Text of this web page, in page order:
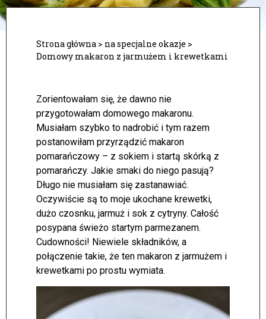
Strona główna > na specjalne okazje >
Domowy makaron z jarmużem i krewetkami
Zorientowałam się, że dawno nie
przygotowałam domowego makaronu.
Musiałam szybko to nadrobić i tym razem
postanowiłam przyrządzić makaron
pomarańczowy – z sokiem i startą skórką z
pomarańczy. Jakie smaki do niego pasują?
Długo nie musiałam się zastanawiać.
Oczywiście są to moje ukochane krewetki,
dużo czosnku, jarmuż i sok z cytryny. Całość
posypana świeżo startym parmezanem.
Cudowności! Niewiele składników, a
połączenie takie, że ten makaron z jarmużem i
krewetkami po prostu wymiata.